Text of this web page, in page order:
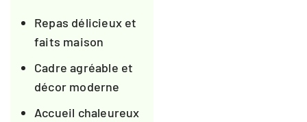
Repas délicieux et
faits maison
Cadre agréable et
décor moderne
Accueil chaleureux